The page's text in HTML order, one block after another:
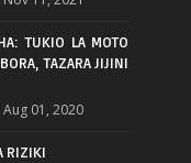
TUKIO LA MOTO
TAZARA JIJINI
Aug 01, 2020
RIZIKI